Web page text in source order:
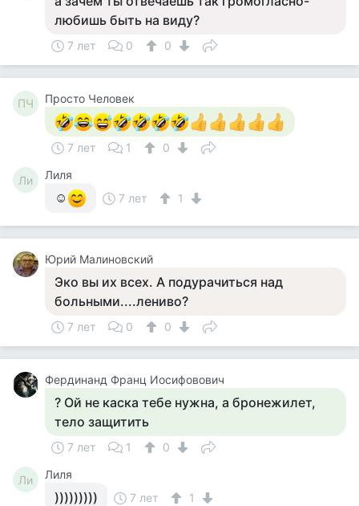
любишь быть на виду?
7 лет 0 0
ПЧ Просто Человек
7 лет 1 0
Ли Лиля
☺ 7 лет 1
Юрий Малиновский
Эко вы их всех. А подурачиться над
больными....лениво?
7 лет 0 0
Фердинанд Франц Иосифовович
? Ой не каска тебе нужна, а бронежилет,
тело защитить
7 лет 1 0
Ли Лиля
))))))))) 7 лет 1